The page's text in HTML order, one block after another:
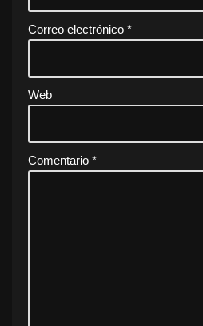
Correo electrónico *
Web
Comentario *